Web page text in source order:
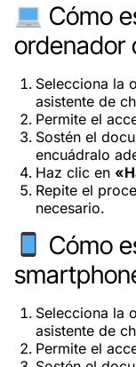
Cómo
ordenador
Selecciona la
asistente de
Permite el
Sostén el
encuádralo
Haz clic en
Repite el
necesario.
Cómo
Selecciona la
asistente de
Permite el